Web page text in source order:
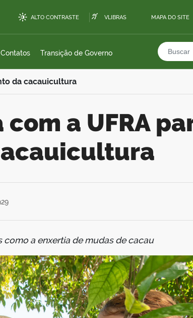
ALTO CONTRASTE VLIBRAS MAPA DO SITE
Contatos Transição de Governo
da cacauicultura
a enxertia de mudas de cacau